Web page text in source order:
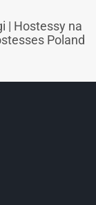
| Hostessy na
Poland